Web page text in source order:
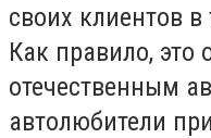
своих клиентов
Как правило, это
отечественным
автолюбители